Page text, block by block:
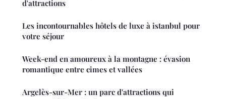
d'attractions
Les incontournables hôtels de luxe à istanbul pour
votre séjour
Week-end en amoureux à la montagne : évasion
romantique entre cimes et vallées
Argelès-sur-Mer : un parc d'attractions qui